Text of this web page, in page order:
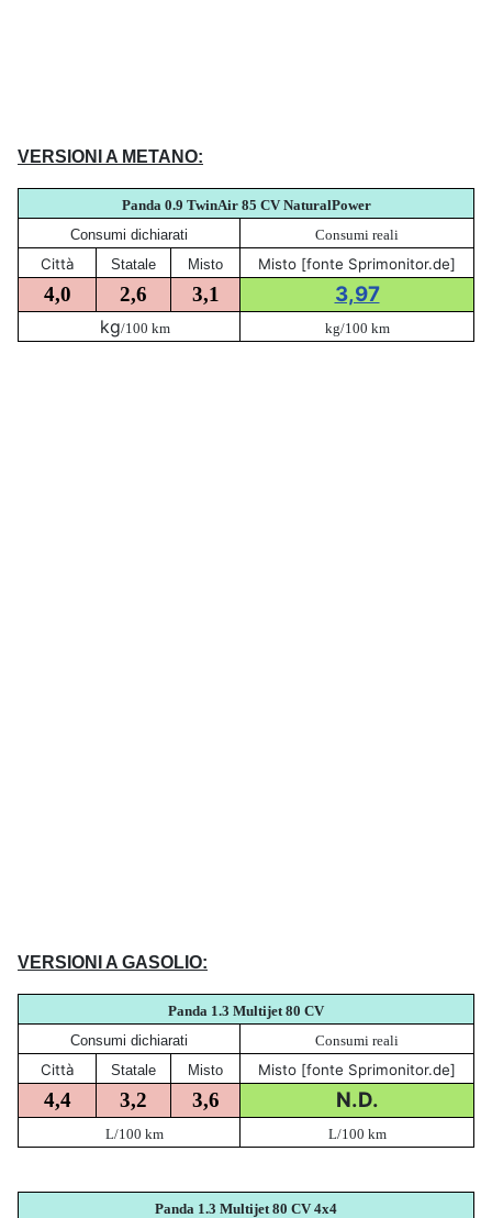
VERSIONI A METANO:
Panda 0.9 TwinAir 85 CV NaturalPower
Consumi dichiarati
Consumi reali
Città Statale Misto Misto [fonte Sprimonitor.de]
4,0 2,6 3,1 3,97
kg/100 km kg/100 km
VERSIONI A GASOLIO:
Panda 1.3 Multijet 80 CV
Consumi dichiarati
Consumi reali
Città Statale Misto Misto [fonte Sprimonitor.de]
4,4 3,2 3,6 N.D.
L/100 km L/100 km
Panda 1.3 Multijet 80 CV 4x4